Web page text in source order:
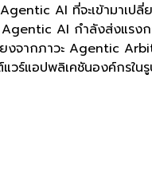
AI ที่จะเข้ามาเปลี่
AI กำลังส่งแรงก
จากภาวะ Agentic
ร์แอปพลิเคชันองค์กรในรู